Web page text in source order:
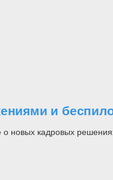
и
новых кадровых